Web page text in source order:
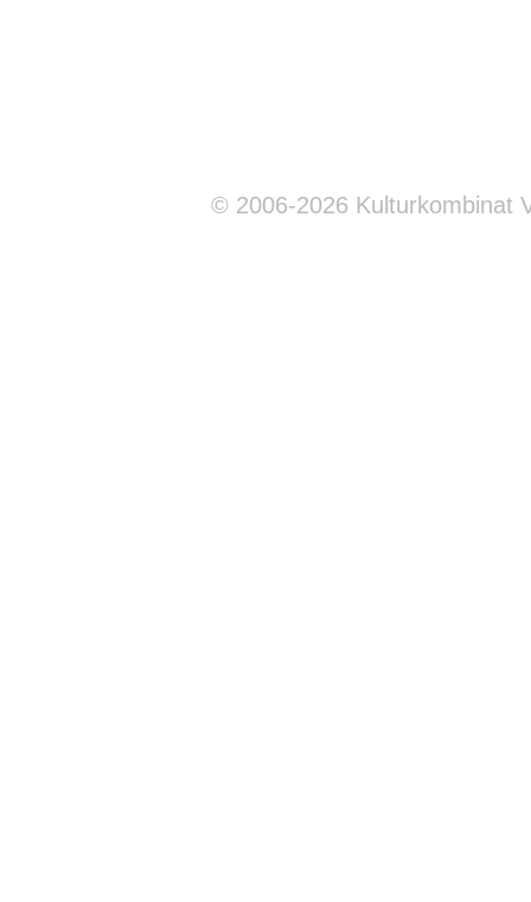
© 2006-2026